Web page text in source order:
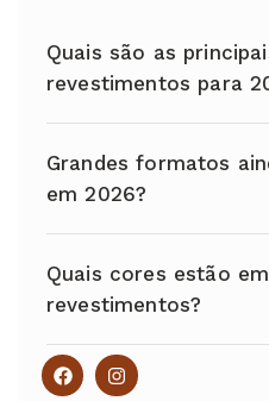
Quais são as
revestimentos para
Grandes formatos
em 2026?
Quais cores estão
revestimentos?